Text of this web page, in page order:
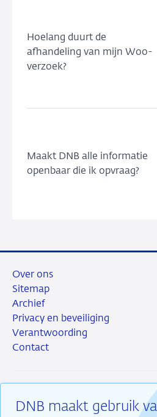
Hoelang duurt de
afhandeling van mijn Woo-
verzoek?
Maakt DNB alle informatie
openbaar die ik opvraag?
DNB maakt gebruik
Over ons
Sitemap
Archief
Privacy en beveiliging
Verantwoording
Contact
RSS